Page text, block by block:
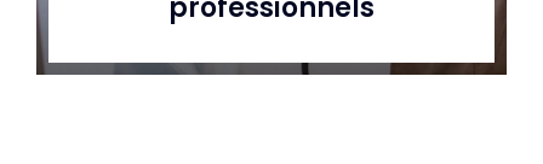
professionnels